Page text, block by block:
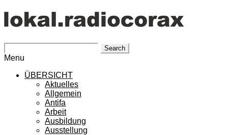
Search
Menu
ÜBERSICHT
Aktuelles
Allgemein
Antifa
Arbeit
Ausbildung
Ausstellung